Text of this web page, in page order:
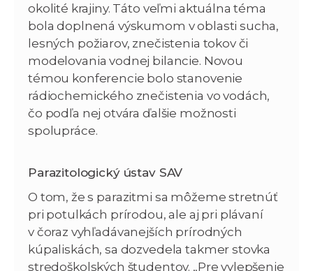
okolité krajiny. Táto veľmi aktuálna téma
bola doplnená výskumom v oblasti sucha,
lesných požiarov, znečistenia tokov či
modelovania vodnej bilancie. Novou
témou konferencie bolo stanovenie
rádiochemického znečistenia vo vodách,
čo podľa nej otvára ďalšie možnosti
spolupráce.
Parazitologický ústav SAV
O tom, že s parazitmi sa môžeme stretnúť
pri potulkách prírodou, ale aj pri plávaní
v čoraz vyhľadávanejších prírodných
kúpaliskách, sa dozvedela takmer stovka
stredoškolských študentov. „Pre vylepšenie